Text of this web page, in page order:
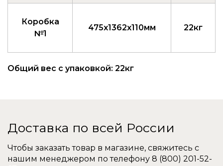
Коробка
№1
475x1362x110мм 22кг
Общий вес с упаковкой: 22кг
Доставка по всей России
Чтобы заказать товар в магазине, свяжитесь с
нашим менеджером по телефону 8 (800) 201-52-